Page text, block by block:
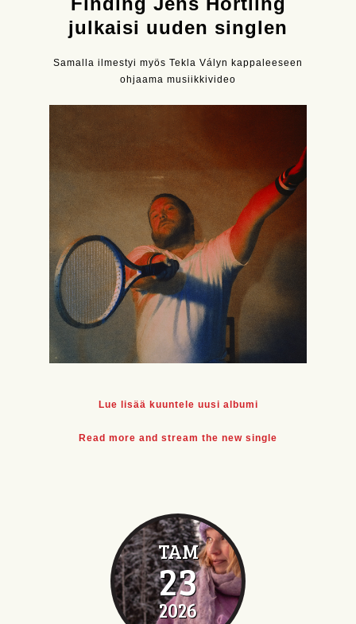
julkaisi uuden singlen
Samalla ilmestyi myös Tekla Vályn kappaleeseen
ohjaama musiikkivideo
Lue lisää kuuntele uusi albumi
Read more and stream the new single
TAM
23
2026